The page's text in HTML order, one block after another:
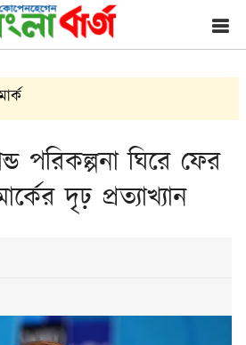
পরিকল্পনা ঘিরে ফের
দৃঢ় প্রত্যাখ্যান